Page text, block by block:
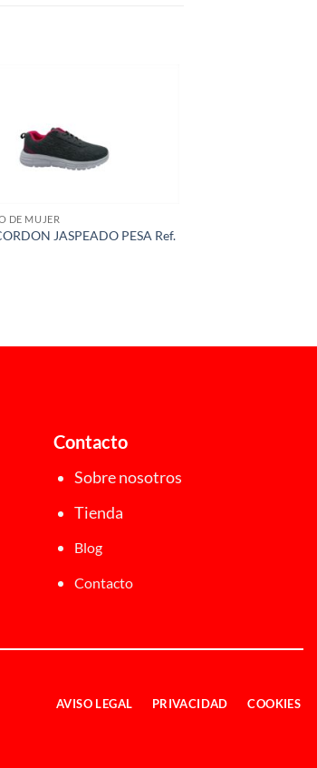
DE MUJER
JASPEADO PESA Ref.
Contacto
Sobre nosotros
Tienda
Blog
Contacto
AVISO LEGAL PRIVACIDAD COOKIES